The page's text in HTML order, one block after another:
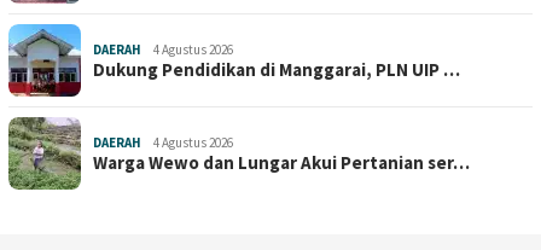
DAERAH 4 Agustus 2026
Dukung Pendidikan di Manggarai, PLN UIP …
DAERAH 4 Agustus 2026
Warga Wewo dan Lungar Akui Pertanian ser…